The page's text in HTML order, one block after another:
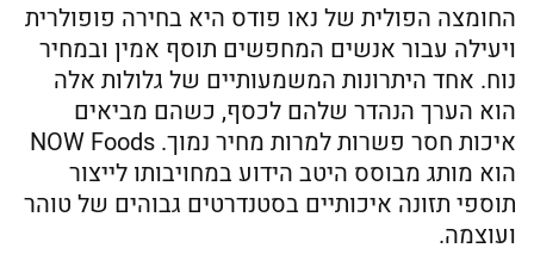
החומצה הפולית של נאו פודס היא בחירה פופולרית
ויעילה עבור אנשים המחפשים תוסף אמין ובמחיר
נוח. אחד היתרונות המשמעותיים של גלולות אלה
הוא הערך הנהדר שלהם לכסף, כשהם מביאים
איכות חסר פשרות למרות מחיר נמוך. NOW Foods
הוא מותג מבוסס היטב הידוע במחויבותו לייצור
תוספי תזונה איכותיים בסטנדרטים גבוהים של טוהר
ועוצמה.